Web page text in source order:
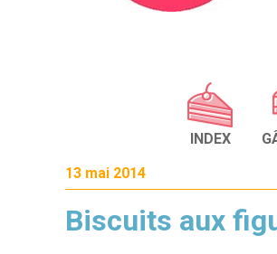
INDEX
13 mai 2014
Biscuits aux